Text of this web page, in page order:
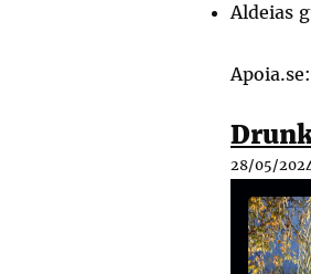
Aldeias
Apoia.se:
28/05/